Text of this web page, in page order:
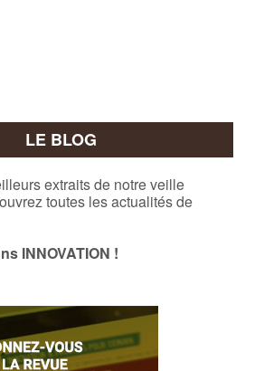
LE BLOG
extraits de notre veille
toutes les actualités de
INNOVATION !